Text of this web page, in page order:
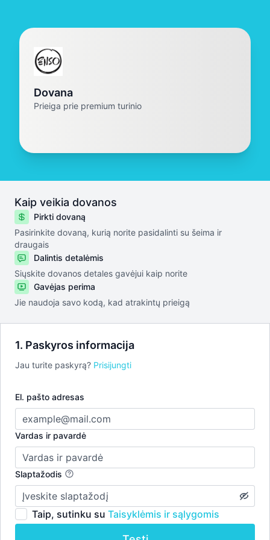
1. Paskyros informacija
Jau turite paskyrą? Prisijungti
El. pašto adresas
Vardas ir pavardė
Slaptažodis
Taip, sutinku su Taisyklėmis ir sąlygomis
Dovana
Prieiga prie premium turinio
Kaip veikia dovanos
Pirkti dovaną
Pasirinkite dovaną, kurią norite pasidalinti su šeima ir
draugais
Dalintis detalėmis
Siųskite dovanos detales gavėjui kaip norite
Gavėjas perima
Jie naudoja savo kodą, kad atrakintų prieigą